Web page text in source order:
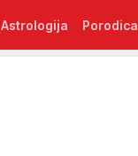
Astrologija Porodica